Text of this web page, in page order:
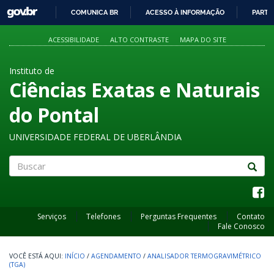
PARA
O
GOVBR
COMUNICA BR ACESSO À INFORMAÇÃO
ACESSIBILIDADE ALTO CONTRASTE MAPA DO SITE
Instituto de
Ciências Exatas e Naturais
do Pontal
UNIVERSIDADE FEDERAL DE UBERLÂNDIA
Serviços Telefones Perguntas Frequentes
Contato
Fale Conosco
INÍCIO / AGENDAMENTO / ANALISADOR TERMOGRAVIMÉTRICO
(TGA)